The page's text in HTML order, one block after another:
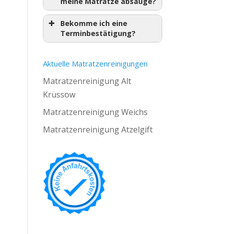
Bekomme ich eine
Terminbestätigung?
Aktuelle Matratzenreinigungen
Matratzenreinigung Alt
Krüssow
Matratzenreinigung Weichs
Matratzenreinigung Atzelgift